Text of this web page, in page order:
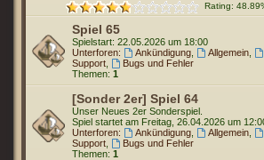
Rating:
Spiel 65
Spielstart: 22.05.2026 um 18:00
Unterforen:
Ankündigung, Allgemein,
Support
Bugs und Fehler
Themen: 1
[Sonder 2er] Spiel 64
Unser Neues 2er Sonderspiel.
Spiel startet am Freitag, 26.04.2026 um
Unterforen:
Ankündigung, Allgemein,
Support
Bugs und Fehler
Themen: 1